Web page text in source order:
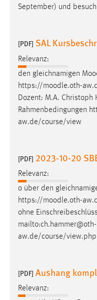
September) und
[PDF] SAL
Relevanz:
den gleichnamigen
https://moodle.oth-
Dozent: M.A. Christoph
Rahmenbedingungen
aw.de/course/view
[PDF] 2023-10-20
Relevanz:
o über den
https://moodle.oth-
ohne
aw.de/course/view.php
[PDF] Aushang
Relevanz:
Cookie Laufzeit:
Name:
MibewSessionID,
chat-frame-style-
Zweck:
Wird benötigt um die
5e9dbeb1811c0446
Jahre, MIBEW_UserID
Login
Name:
fe_user, be_user,
einloggen zu können.
Cookie Laufzeit: